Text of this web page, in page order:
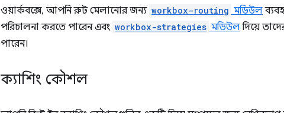
ওয়ার্কবক্সে, আপনি রুট মেলানোর জন্য workbox-routing মডিউল
পরিচালনা করতে পারেন এবং workbox-strategies মডিউলদিয়ে
পারেন।
ক্যাশিং কৌশল